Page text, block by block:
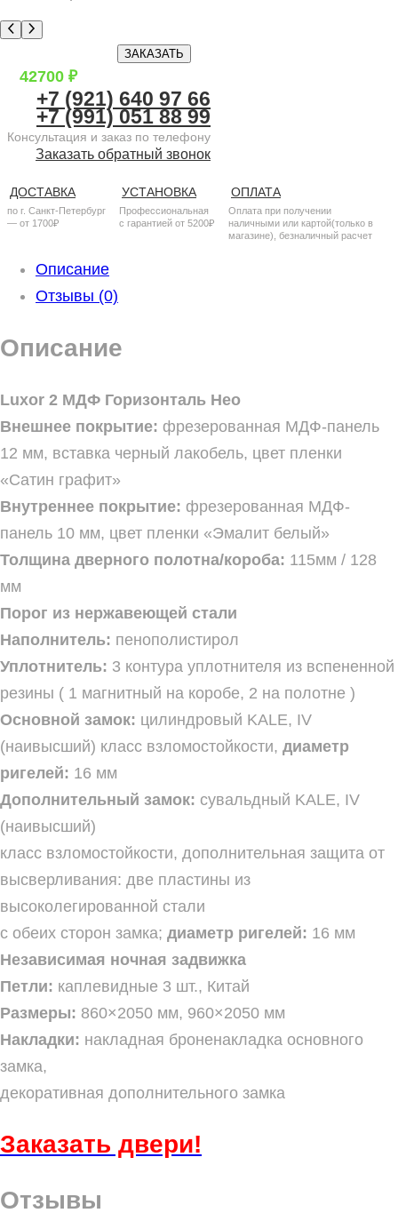
42700₽
ЗАКАЗАТЬ
+7 (921) 640 97 66
+7 (991) 051 88 99
Консультация и заказ по телефону
Заказать обратный звонок
ДОСТАВКА
по г. Санкт-Петербург
— от 1700₽
УСТАНОВКА
Профессиональная
с гарантией от 5200₽
ОПЛАТА
Оплата при получении
наличными или картой(только в
магазине), безналичный расчет
Описание
Отзывы (0)
Описание
Luxor 2 МДФ Горизонталь Нео
Внешнее покрытие: фрезерованная МДФ-панель
12 мм, вставка черный лакобель, цвет пленки
«Сатин графит»
Внутреннее покрытие: фрезерованная МДФ-
панель 10 мм, цвет пленки «Эмалит белый»
Толщина дверного полотна/короба: 115мм / 128
мм
Порог из нержавеющей стали
Наполнитель: пенополистирол
Уплотнитель: 3 контура уплотнителя из вспененной
резины ( 1 магнитный на коробе, 2 на полотне )
Основной замок: цилиндровый KALE, IV
(наивысший) класс взломостойкости, диаметр
ригелей: 16 мм
Дополнительный замок: сувальдный KALE, IV
(наивысший)
класс взломостойкости, дополнительная защита от
высверливания: две пластины из
высоколегированной стали
с обеих сторон замка; диаметр ригелей: 16 мм
Независимая ночная задвижка
Петли: каплевидные 3 шт., Китай
Размеры: 860×2050 мм, 960×2050 мм
Накладки: накладная броненакладка основного
замка,
декоративная дополнительного замка
Заказать двери!
Отзывы